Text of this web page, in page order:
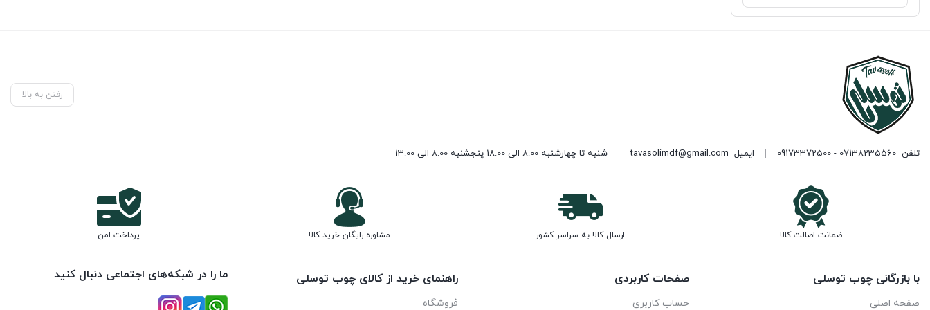
رفتن به بالا
تلفن 07138235560 - 09173372500 ایمیل tavasolimdf@gmail.com شنبه تا چهارشنبه 8:00 الی 18:00 پنجشنبه 8:00 الی 13:00
ضمانت اصالت کالا ارسال کالا به سراسر کشور مشاوره رایگان خرید کالا پرداخت امن
با بازرگانی چوب توسلی
صفحه اصلی
صفحات کاربردی
حساب کاربری
راهنمای خرید از کالای چوب توسلی
فروشگاه
ما را در شبکه‌های اجتماعی دنبال کنید